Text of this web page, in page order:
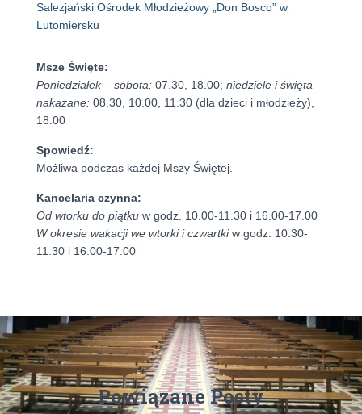
Salezjański Ośrodek Młodzieżowy „Don Bosco” w
Lutomiersku
Msze Święte:
Poniedziałek – sobota: 07.30, 18.00; niedziele i święta
nakazane: 08.30, 10.00, 11.30 (dla dzieci i młodzieży),
18.00
Spowiedź:
Możliwa podczas każdej Mszy Świętej.
Kancelaria czynna:
Od wtorku do piątku w godz. 10.00-11.30 i 16.00-17.00
W okresie wakacji we wtorki i czwartkiw godz. 10.30-
11.30 i 16.00-17.00
Powiązane Posty